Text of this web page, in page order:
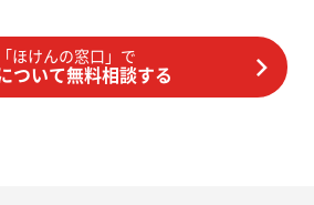
「ほけんの窓口」で
ついて無料相談する